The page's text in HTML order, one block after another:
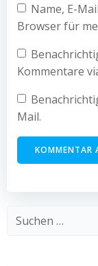
Name, E-
Browser für
Kommentare
Mail.